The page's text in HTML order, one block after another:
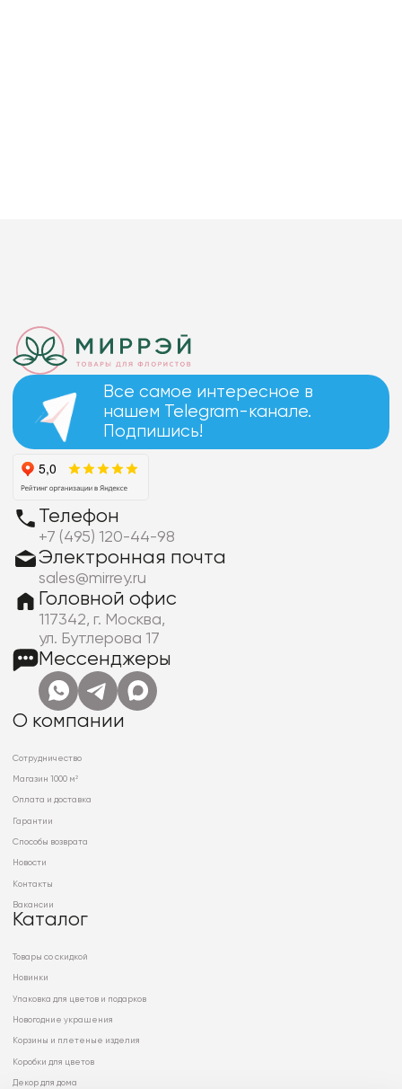
Все самое интересное в
нашем Telegram-канале.
Подпишись!
Телефон
+7 (495) 120-44-98
Электронная почта
sales@mirrey.ru
Головной офис
117342, г. Москва,
ул. Бутлерова 17
Мессенджеры
О компании
Сотрудничество
Магазин 1000 м²
Оплата и доставка
Гарантии
Способы возврата
Новости
Контакты
Вакансии
Каталог
Товары со скидкой
Новинки
Упаковка для цветов и подарков
Новогодние украшения
Корзины и плетеные изделия
Коробки для цветов
Декор для дома